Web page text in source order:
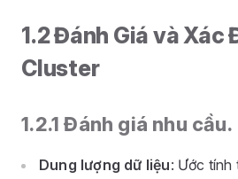
1.2 Đánh Giá và Xác
Cluster
1.2.1 Đánh giá nhu cầu.
Dung lượng dữ liệu: Ước tính